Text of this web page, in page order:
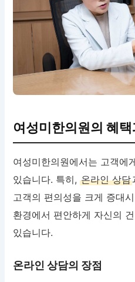
여성미한의원의 혜
여성미한의원에서는 고객에
있습니다. 특히,온라인 상담
고객의 편의성을 크게 증대
환경에서 편안하게 자신의
있습니다.
온라인 상담의 장점